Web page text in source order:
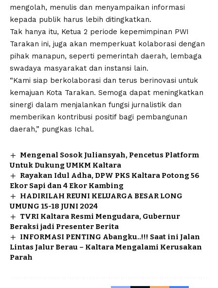
mengolah, menulis dan menyampaikan informasi
kepada publik harus lebih ditingkatkan.
Tak hanya itu, Ketua 2 periode kepemimpinan PWI
Tarakan ini, juga akan memperkuat kolaborasi dengan
pihak manapun, seperti pemerintah daerah, lembaga
swadaya masyarakat dan instansi lain.
“Kami siap berkolaborasi dan terus berinovasi untuk
kemajuan Kota Tarakan. Semoga dapat meningkatkan
sinergi dalam menjalankan fungsi jurnalistik dan
memberikan kontribusi positif bagi pembangunan
daerah,” pungkas Ichal.
Mengenal Sosok Juliansyah, Pencetus Platform
Untuk Dukung UMKM Kaltara
Rayakan Idul Adha, DPW PKS Kaltara Potong 56
Ekor Sapi dan 4 Ekor Kambing
HADIRILAH REUNI KELUARGA BESAR LONG
UMUNG 15-18 JUNI 2024
TVRI Kaltara Resmi Mengudara, Gubernur
Beraksi jadi Presenter Berita
INFORMASI PENTING Abangku..!!! Saat ini Jalan
Lintas Jalur Berau – Kaltara Mengalami Kerusakan
Parah